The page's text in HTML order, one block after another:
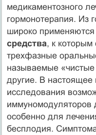
медикаментозного
гормонотерапия. Из
широко применяются
средства, к которым
трехфазные
называемые «чистые
другие. В настоящее
исследования
иммуномодуляторов
особенно для
бесплодия.